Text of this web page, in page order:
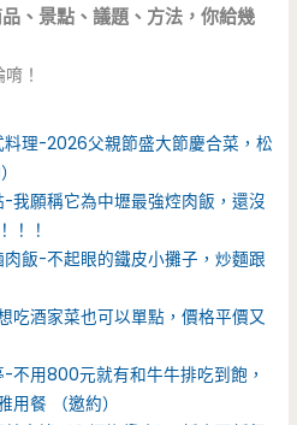
、景點、議題、方法，你給幾
！
理-2026父親節盛大節慶合菜，松
我願稱它為中壢最強焢肉飯，還沒
！！
飯-不起眼的鐵皮小攤子，炒麵跟
吃酒家菜也可以單點，價格平價又
不用800元就有和牛牛排吃到飽，
用餐 （邀約）